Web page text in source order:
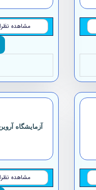
مشاهده
آزمایشگاه
مشاهده